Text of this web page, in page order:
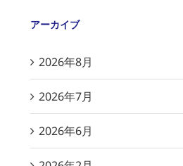
アーカイブ
2026年8月
2026年7月
2026年6月